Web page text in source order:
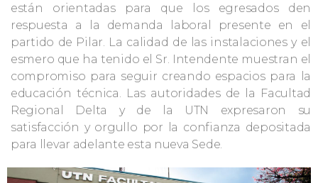
están orientadas para que los egresados den
respuesta a la demanda laboral presente en el
partido de Pilar. La calidad de las instalaciones y el
esmero que ha tenido el Sr. Intendente muestran el
compromiso para seguir creando espacios para la
educación técnica. Las autoridades de la Facultad
Regional Delta y de la UTN expresaron su
satisfacción y orgullo por la confianza depositada
para llevar adelante esta nueva Sede.